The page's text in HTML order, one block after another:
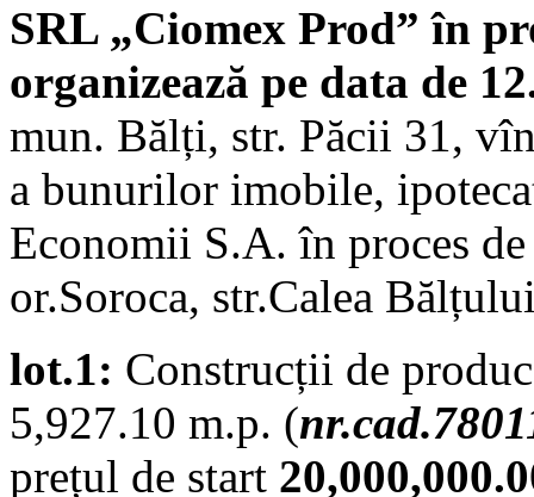
SRL „Ciomex Prod” în
organizează pe data de
mun. Bălți, str. Păcii 31,
a bunurilor imobile,
Economii S.A. în proces
or.Soroca, str.Calea
lot.1: Construcții de
5,927.10 m.p. (
prețul de start